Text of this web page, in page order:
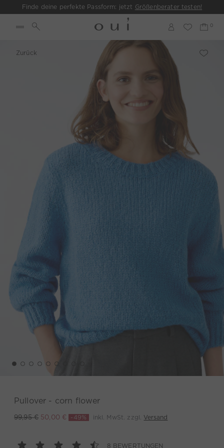
Finde deine perfekte Passform: jetzt Größenberater testen!
Zurück
Pullover - corn flower
99,95 € 50,00 € -49% inkl. MwSt. zzgl. Versand
8 BEWERTUNGEN